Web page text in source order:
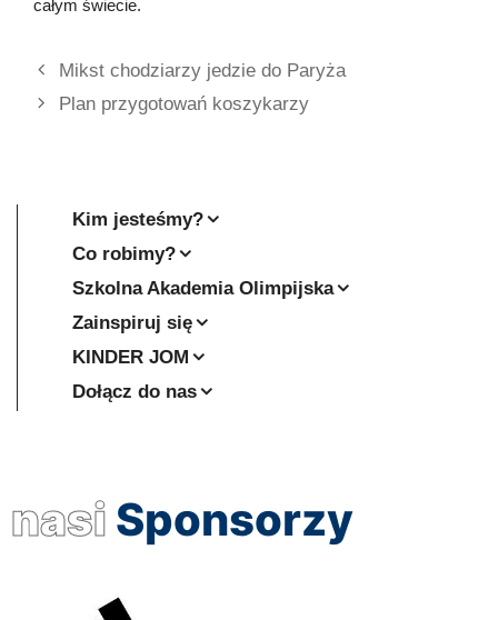
całym świecie.
Mikst chodziarzy jedzie do Paryża
Plan przygotowań koszykarzy
Kim jesteśmy?
Co robimy?
Szkolna Akademia Olimpijska
Zainspiruj się
KINDER JOM
Dołącz do nas
nasi Sponsorzy